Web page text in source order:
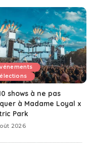
shows à ne pas
à Madame Loyal x
Park
2026